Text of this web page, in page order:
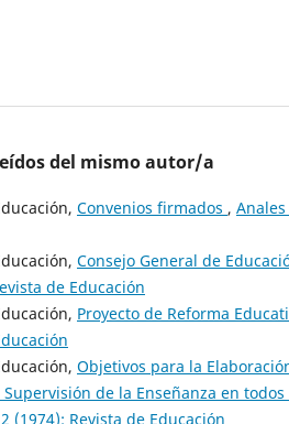
del mismo autor/a
Convenios firmados ,
Consejo General de
de Educación
Proyecto de Reforma
Objetivos para la
Supervisión de la Enseñanza en
(1974): Revista de Educación